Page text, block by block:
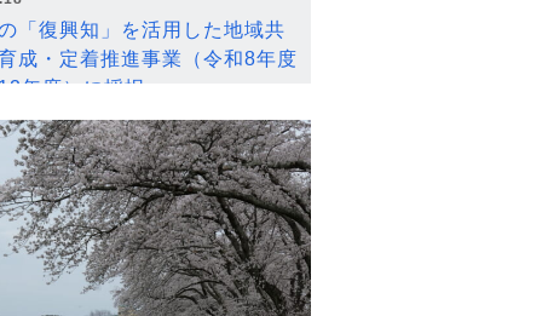
「復興知」を活用した地域共
成・定着推進事業（令和8年度
年度）に採択